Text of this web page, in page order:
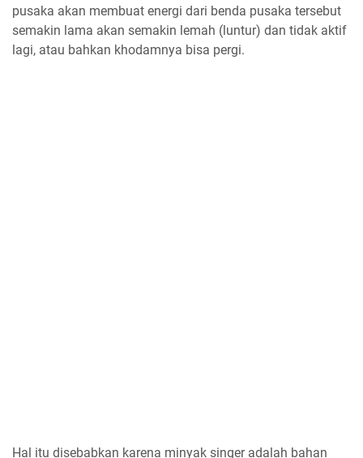
pusaka akan membuat energi dari benda pusaka tersebut
semakin lama akan semakin lemah (luntur) dan tidak aktif
lagi, atau bahkan khodamnya bisa pergi.
Hal itu disebabkan karena minyak singer adalah bahan